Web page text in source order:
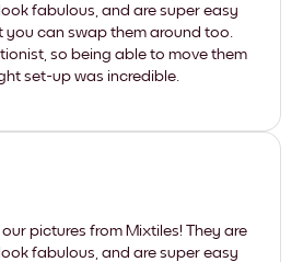
fabulous, and are super easy
you can swap them around too.
so being able to move them
set-up was incredible.
pictures from Mixtiles! They are
fabulous, and are super easy